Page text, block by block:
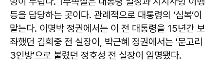
등을 담당하는 곳이다. 관례적으로 대통령의 ‘심복’이
맡는다. 이명박 정권에서는 이 전 대통령을 15년간 보
좌했던 김희중 전 실장이, 박근혜 정권에서는 '문고리
3인방'으로 불렸던 정호성 전 실장이 임명됐다.